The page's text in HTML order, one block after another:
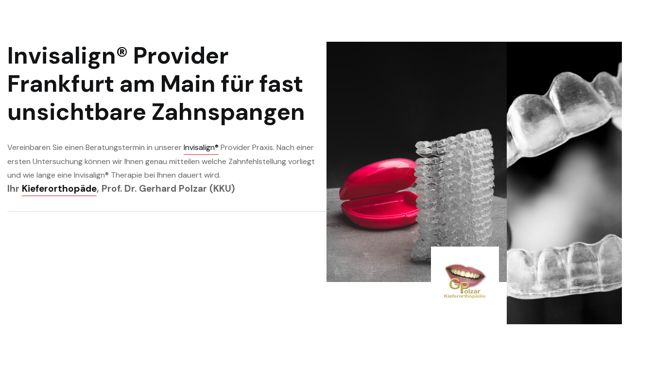
Invisalign® Provider
Frankfurt am Main für fast
unsichtbare Zahnspangen
Vereinbaren Sie einen Beratungstermin in unsererInvisalign® Provider Praxis. Nach einer
ersten Untersuchung können wir Ihnen genau mitteilen welche Zahnfehlstellung vorliegt
und wie lange eine Invisalign® Therapie bei Ihnen dauert wird.
Ihr Kieferorthopäde, Prof. Dr. Gerhard Polzar (KKU)